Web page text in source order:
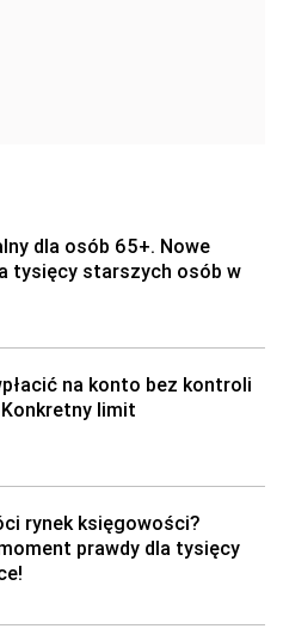
dla osób 65+. Nowe
tysięcy starszych osób w
na konto bez kontroli
limit
rynek księgowości?
prawdy dla tysięcy